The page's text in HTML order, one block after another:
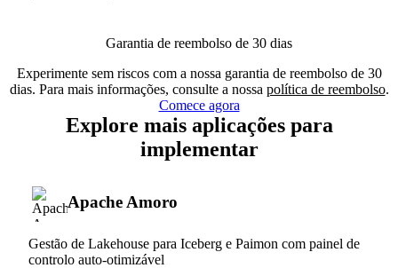
Garantia de reembolso de 30 dias
Experimente sem riscos com a nossa garantia de reembolso de 30
dias. Para mais informações, consulte a nossa política de reembolso.
Comece agora
Explore mais aplicações para
implementar
Apache Amoro
Gestão de Lakehouse para Iceberg e Paimon com painel de
controlo auto-otimizável